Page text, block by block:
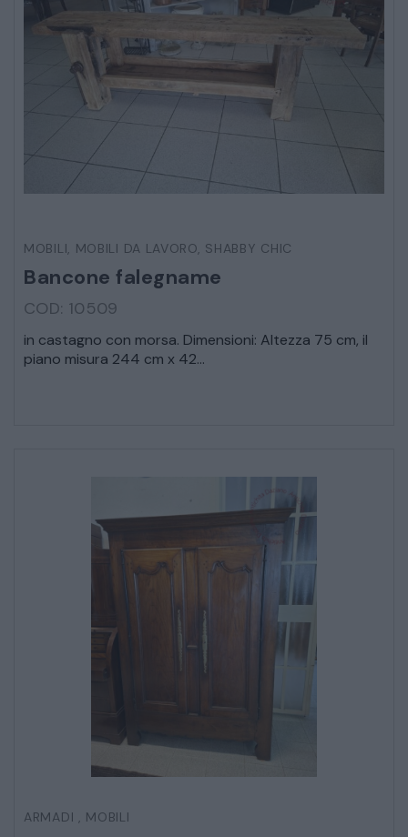
MOBILI
ARMADI
COMÒ E COMODINI
SALE DA PRANZO E SOGGIORNO
MOBILI, MOBILI DA LAVORO, SHABBY CHIC
Bancone falegname
COD: 10509
in castagno con morsa. Dimensioni: Altezza 75 cm, il
piano misura 244 cm x 42...
ARMADI , MOBILI